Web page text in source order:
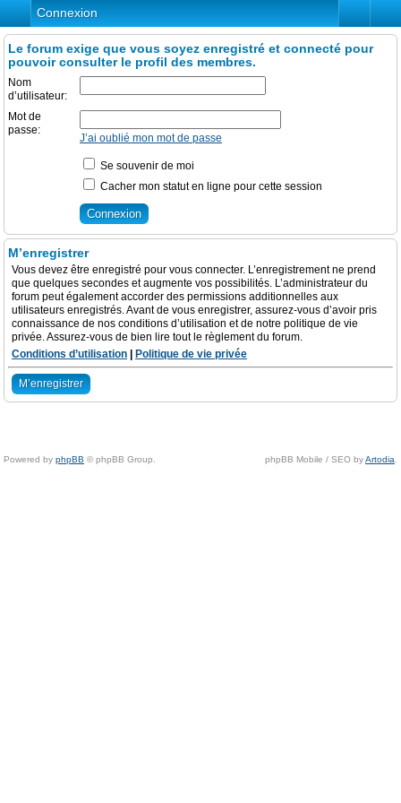
Connexion
Le forum exige que vous soyez enregistré et connecté pour
pouvoir consulter le profil des membres.
Nom
d’utilisateur:
Mot de
passe:
J’ai oublié mon mot de passe
Se souvenir de moi
Cacher mon statut en ligne pour cette session
M’enregistrer
Vous devez être enregistré pour vous connecter. L’enregistrement ne prend
que quelques secondes et augmente vos possibilités. L’administrateur du
forum peut également accorder des permissions additionnelles aux
utilisateurs enregistrés. Avant de vous enregistrer, assurez-vous d’avoir pris
connaissance de nos conditions d’utilisation et de notre politique de vie
privée. Assurez-vous de bien lire tout le règlement du forum.
Conditions d’utilisation
Politique de vie privée
M’enregistrer
Powered by phpBB © phpBB Group. phpBB Mobile / SEO byArtodia